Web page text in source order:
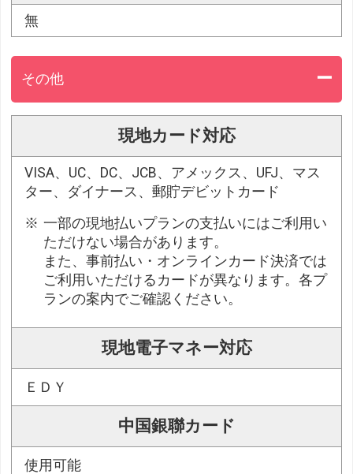
無
その他
現地カード対応
VISA、UC、DC、JCB、アメックス、UFJ、マス
ター、ダイナース、郵貯デビットカード
一部の現地払いプランの支払いにはご利用い
ただけない場合があります。
また、事前払い・オンラインカード決済では
ご利用いただけるカードが異なります。各プ
ランの案内でご確認ください。
現地電子マネー対応
ＥＤＹ
中国銀聯カード
使用可能